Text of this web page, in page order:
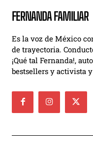
FERNANDA FAMILIAR
Es la voz de México
de trayectoria.
¡Qué tal Fernanda!,
bestsellers y activista